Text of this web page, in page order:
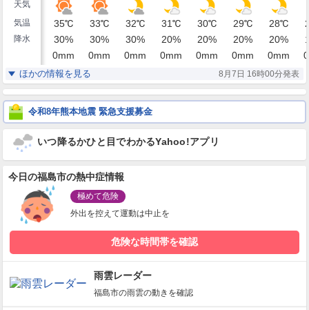
天気
気温
35℃ 33℃ 32℃ 31℃ 30℃ 29℃ 28℃
降水 30% 30% 30% 20% 20% 20% 20%
0mm 0mm 0mm 0mm 0mm 0mm 0mm 0
湿度 54 % 73 % 76%
風
南南西
1m/s
南南東
2m/s
南南東
1m/s
南南東
1m/s
南
2m/s
南
2m/s
南
2m/s
ほかの情報を見る 8月7日 16時00分発表
令和8年熊本地震 緊急支援募金
いつ降るかひと目でわかるYahoo!アプリ
今日の福島市の熱中症情報
極めて危険
外出を控えて運動は中止を
危険な時間帯を確認
雨雲レーダー
福島市の雨雲の動きを確認